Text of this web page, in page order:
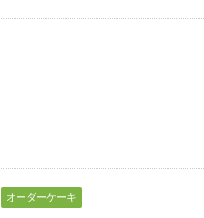
オーダーケーキ